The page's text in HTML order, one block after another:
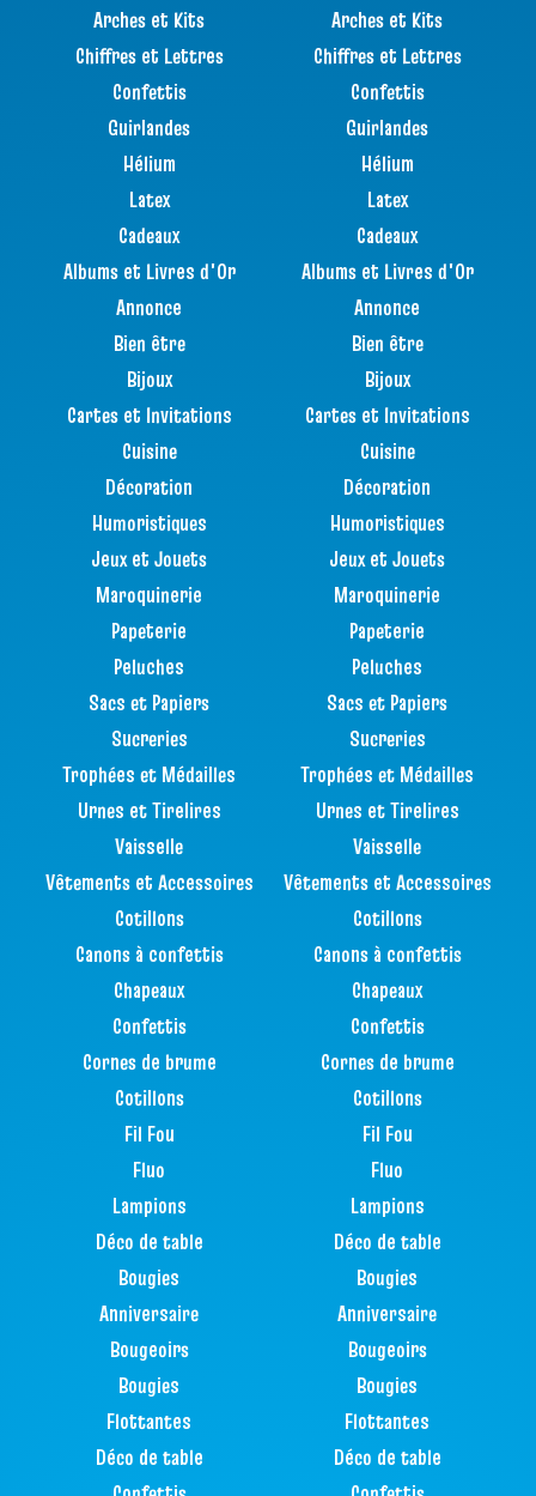
Arches et Kits
Chiffres et Lettres
Confettis
Guirlandes
Hélium
Latex
Cadeaux
Albums et Livres d'Or
Annonce
Bien être
Bijoux
Cartes et Invitations
Cuisine
Décoration
Humoristiques
Jeux et Jouets
Maroquinerie
Papeterie
Peluches
Sacs et Papiers
Sucreries
Trophées et Médailles
Urnes et Tirelires
Vaisselle
Vêtements et Accessoires
Cotillons
Canons à confettis
Chapeaux
Confettis
Cornes de brume
Cotillons
Fil Fou
Fluo
Lampions
Déco de table
Bougies
Anniversaire
Bougeoirs
Bougies
Flottantes
Déco de table
Arches et Kits
Chiffres et Lettres
Confettis
Guirlandes
Hélium
Latex
Cadeaux
Albums et Livres d'Or
Annonce
Bien être
Bijoux
Cartes et Invitations
Cuisine
Décoration
Humoristiques
Jeux et Jouets
Maroquinerie
Papeterie
Peluches
Sacs et Papiers
Sucreries
Trophées et Médailles
Urnes et Tirelires
Vaisselle
Vêtements et Accessoires
Cotillons
Canons à confettis
Chapeaux
Confettis
Cornes de brume
Cotillons
Fil Fou
Fluo
Lampions
Déco de table
Bougies
Anniversaire
Bougeoirs
Bougies
Flottantes
Déco de table